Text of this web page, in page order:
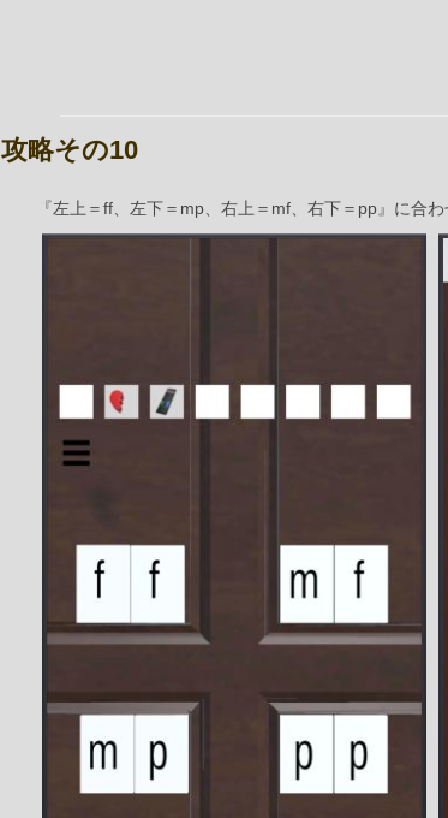
攻略その10
『左上＝ff、左下＝mp、右上＝mf、右下＝pp』に合わ